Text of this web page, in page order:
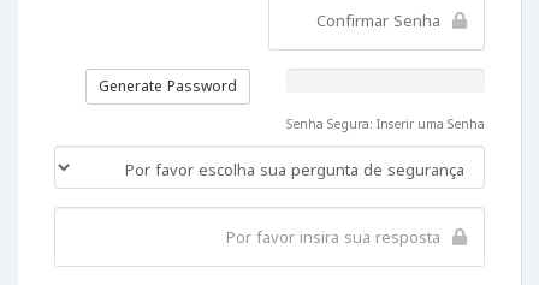
Generate Password
Senha Segura: Inserir uma Senha